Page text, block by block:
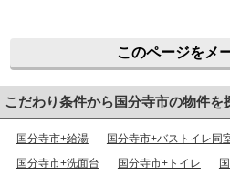
このページをメ
こだわり条件から国分寺市の物件を
国分寺市+給湯 国分寺市+バストイレ同
国分寺市+洗面台
国分寺市+トイレ